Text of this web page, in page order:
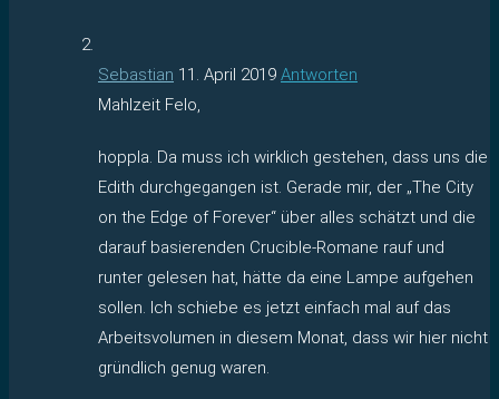
Sebastian 11. April 2019 Antworten
Mahlzeit Felo,
hoppla. Da muss ich wirklich gestehen, dass uns die
Edith durchgegangen ist. Gerade mir, der „The City
on the Edge of Forever“ über alles schätzt und die
darauf basierenden Crucible-Romane rauf und
runter gelesen hat, hätte da eine Lampe aufgehen
sollen. Ich schiebe es jetzt einfach mal auf das
Arbeitsvolumen in diesem Monat, dass wir hier nicht
gründlich genug waren.